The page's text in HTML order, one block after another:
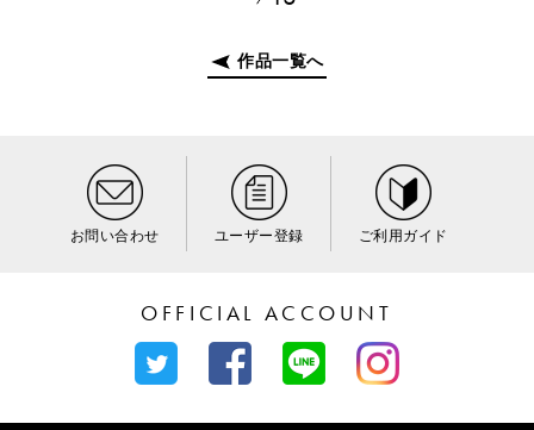
作品一覧へ
お問い合わせ ユーザー登録 ご利用ガイド
OFFICIAL ACCOUNT